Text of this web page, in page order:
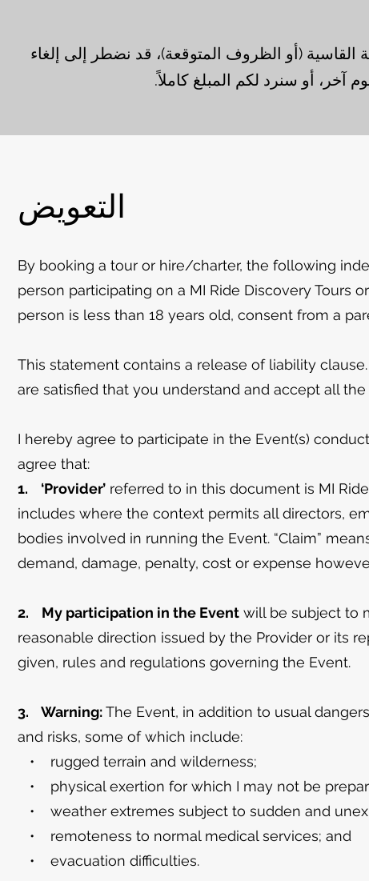
(أو الظروف المتوقعة)، قد نضطر إلى إلغاء
آخر، أو سنرد لكم المبلغ كاملاً.
التعويض
By booking a tour or hire/charter, the following
person participating on a MI Ride Discovery Tours
person is less than 18 years old, consent from a
This statement contains a release of liability
are satisfied that you understand and accept all
I hereby agree to participate in the Event(s)
agree that:
1. ‘Provider’ referred to in this document is MI
includes where the context permits all directors,
bodies involved in running the Event. “Claim”
demand, damage, penalty, cost or expense
2. My participation in the Event will be subject to
reasonable direction issued by the Provider or its
given, rules and regulations governing the Event.
3. Warning:The Event, in addition to usual
and risks, some of which include:
• rugged terrain and wilderness;
• physical exertion for which I may not be
• weather extremes subject to sudden and
• remoteness to normal medical services; and
• evacuation difficulties.